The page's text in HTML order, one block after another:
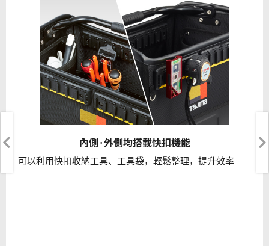
內側·外側均搭載快扣機能
可以利用快扣收納工具、工具袋，輕鬆整理，提升效率